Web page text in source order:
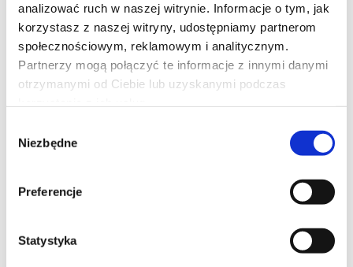
analizować ruch w naszej witrynie. Informacje o tym, jak
korzystasz z naszej witryny, udostępniamy partnerom
społecznościowym, reklamowym i analitycznym.
Partnerzy mogą połączyć te informacje z innymi danymi
otrzymanymi od Ciebie lub uzyskanymi podczas
zgody
Niezbędne
Preferencje
Statystyka
Mandalorian i Grogu / 2D DUB
Złowrogie Imperium upadło, a imperialni watażkowie wciąż są
rozproszeni po całej galaktyce. Nowo powstała Nowa Republika,
o pomoc do legendarnego mandaloriańskiego łowcy nagród, Dina
Djarina, i jego młodego ucznia, Grogu.